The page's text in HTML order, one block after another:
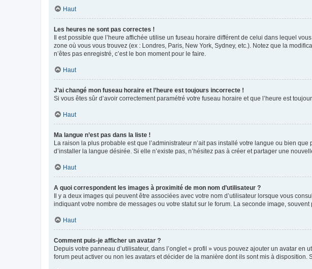
Haut
Les heures ne sont pas correctes !
Il est possible que l’heure affichée utilise un fuseau horaire différent de celui dans lequel
zone où vous vous trouvez (ex : Londres, Paris, New York, Sydney, etc.). Notez que la
n’êtes pas enregistré, c’est le bon moment pour le faire.
Haut
J’ai changé mon fuseau horaire et l’heure est toujours incorrecte !
Si vous êtes sûr d’avoir correctement paramétré votre fuseau horaire et que l’heure est
Haut
Ma langue n’est pas dans la liste !
La raison la plus probable est que l’administrateur n’ait pas installé votre langue ou bien
d’installer la langue désirée. Si elle n’existe pas, n’hésitez pas à créer et partager une
Haut
A quoi correspondent les images à proximité de mon nom d’utilisateur ?
Il y a deux images qui peuvent être associées avec votre nom d’utilisateur lorsque vous
indiquant votre nombre de messages ou votre statut sur le forum. La seconde image,
Haut
Comment puis-je afficher un avatar ?
Depuis votre panneau d’utilisateur, dans l’onglet « profil » vous pouvez ajouter un avatar en
forum peut activer ou non les avatars et décider de la manière dont ils sont mis à